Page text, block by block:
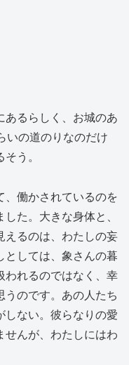
あるらしく、お城のあ
いの道のりなのだけ
う。
、働かされているのを
た。大きな身体と、
えるのは、わたしの妄
としては、象さんの暮
われるのではなく、幸
うのです。あの人たち
しない。彼らなりの愛
せんが、わたしにはわ